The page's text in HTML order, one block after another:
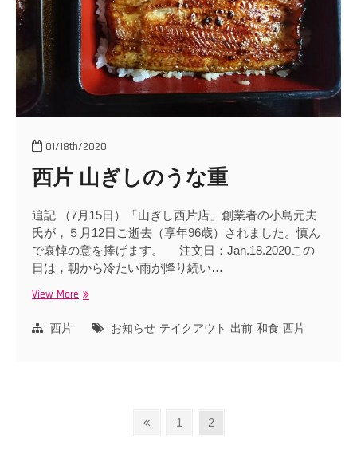
01/18th/2020
西片 山ぎしのうな重
追記 （7月15日）「山ぎし西片店」創業者の小島元夫
氏が，５月12日ご逝去（享年96歳）されました。慎ん
で哀悼の意を捧げます。 注文日：Jan.18.2020この
日は，朝から冷たい雨が降り続い…
View More西
西片 お知らせ テイクアウト 出前 和食 西片
Previous
Page
1 Page
2